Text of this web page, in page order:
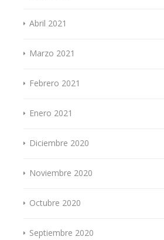
Abril 2021
Marzo 2021
Febrero 2021
Enero 2021
Diciembre 2020
Noviembre 2020
Octubre 2020
Septiembre 2020